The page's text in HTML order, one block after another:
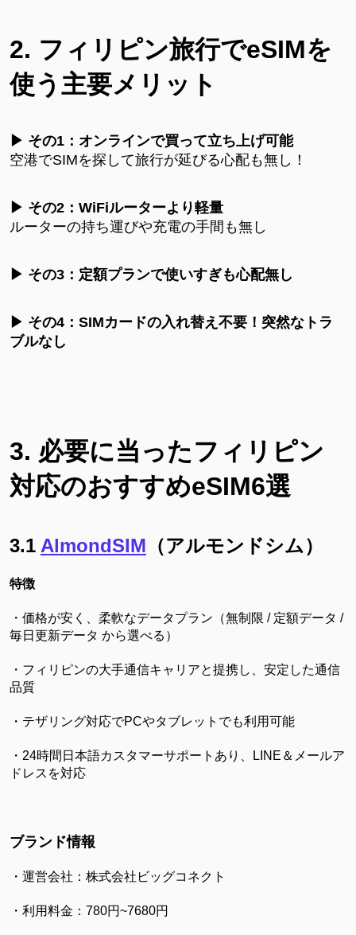
2. フィリピン旅行でeSIMを
使う主要メリット
▶ その1：オンラインで買って立ち上げ可能
空港でSIMを探して旅行が延びる心配も無し！
▶ その2：WiFiルーターより軽量
ルーターの持ち運びや充電の手間も無し
▶ その3：定額プランで使いすぎも心配無し
▶ その4：SIMカードの入れ替え不要！突然なトラ
ブルなし
3. 必要に当ったフィリピン
対応のおすすめeSIM6選
3.1 AlmondSIM （アルモンドシム）
特徴
・価格が安く、柔軟なデータプラン（無制限 / 定額データ /
毎日更新データ から選べる）
・フィリピンの大手通信キャリアと提携し、安定した通信
品質
・テザリング対応でPCやタブレットでも利用可能
・24時間日本語カスタマーサポートあり、LINE＆メールア
ドレスを対応
ブランド情報
・運営会社：株式会社ビッグコネクト
・利用料金：780円~7680円